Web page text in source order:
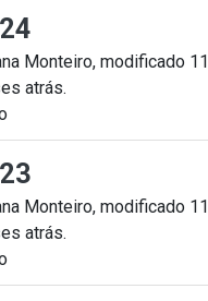
Monteiro, modificado 11
atrás.
Monteiro, modificado 11
atrás.